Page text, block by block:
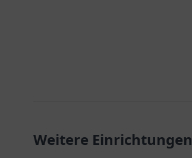
Weitere Einrichtungen